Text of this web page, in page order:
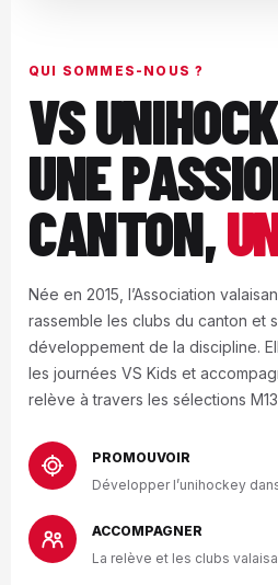
QUI SOMMES-NOUS ?
VS
UNE
CANTON,
Née en 2015, l’Association
rassemble les clubs du canton et
développement de la discipline.
les journées VS Kids et
relève à travers les sélections M13
PROMOUVOIR
Développer l’unihockey
ACCOMPAGNER
La relève et les clubs